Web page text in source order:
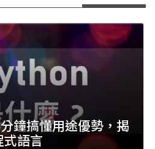
鐘搞懂用途優勢，揭
式語言